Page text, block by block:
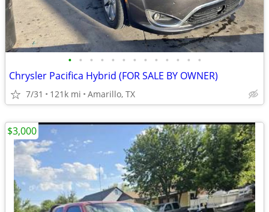
• • • • • • • • • • • • •
Chrysler Pacifica Hybrid (FOR SALE BY OWNER)
7/31 121k mi Amarillo, TX
$3,000